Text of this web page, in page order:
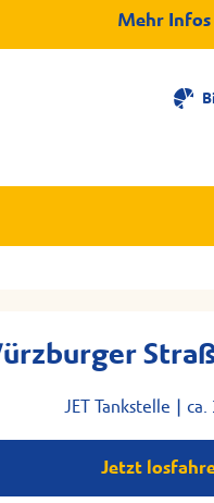
Mehr Infos
JET Tankstelle | ca.
Jetzt